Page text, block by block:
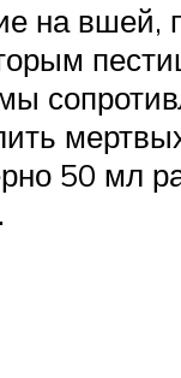
на
50 мл